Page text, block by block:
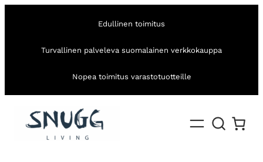
Edullinen toimitus
Turvallinen palveleva suomalainen verkkokauppa
Nopea toimitus varastotuotteille